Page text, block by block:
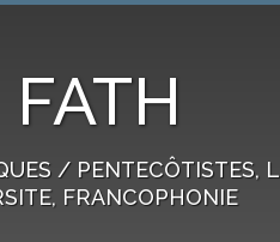
/ PENTECÔTISTES,
FRANCOPHONIE